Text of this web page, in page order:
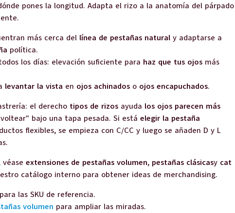
pones la longitud. Adapta el rizo a la anatomía del párpado
más cerca del línea de pestañas natural y adaptarse a
política.
los días: elevación suficiente para haz que tus ojos más
levantar la vista en ojos achinados o ojos encapuchados.
el derecho tipos de rizos ayuda los ojos parecen más
bajo una tapa pesada. Si está elegir la pestaña
flexibles, se empieza con C/CC y luego se añaden D y L
extensiones de pestañas volumen, pestañas clásicasy cat
catálogo interno para obtener ideas de merchandising.
para las SKU de referencia.
volumen para ampliar las miradas.